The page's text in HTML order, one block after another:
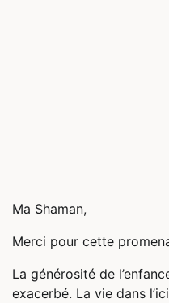
Ma Shaman,
Merci pour cette
La générosité de
exacerbé. La vie dans